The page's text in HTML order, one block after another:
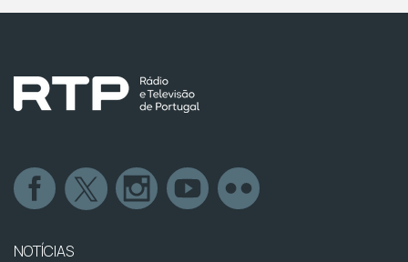
NOTÍCIAS